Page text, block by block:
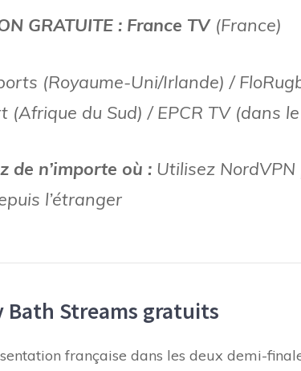
GRATUITE : France TV (France)
(Royaume-Uni/Irlande) /
(Afrique du Sud) / EPCR TV (dans
de n’importe où : Utilisez
l’étranger
Bath Streams gratuits
française dans les deux demi-